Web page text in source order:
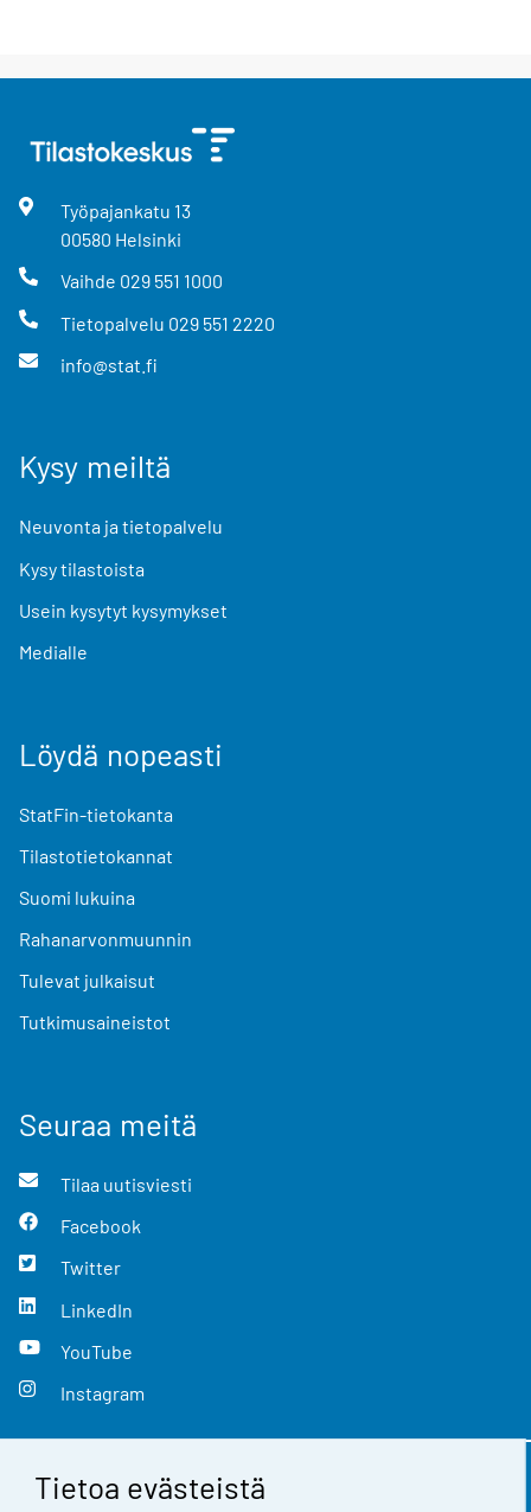
Tietoa evästeistä
Työpajankatu 13
00580 Helsinki
Vaihde 029 551 1000
Tietopalvelu 029 551 2220
info@stat.fi
Kysy meiltä
Neuvonta ja tietopalvelu
Kysy tilastoista
Usein kysytyt kysymykset
Medialle
Löydä nopeasti
StatFin-tietokanta
Tilastotietokannat
Suomi lukuina
Rahanarvonmuunnin
Tulevat julkaisut
Tutkimusaineistot
Seuraa meitä
Tilaa uutisviesti
Facebook
Twitter
LinkedIn
YouTube
Instagram
Yhteystiedot